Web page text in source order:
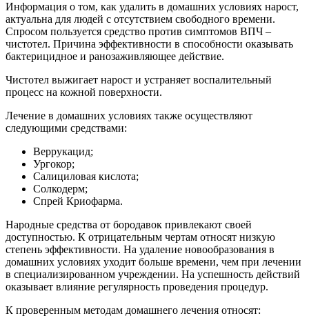
Информация о том, как удалить в домашних условиях нарост,
актуальна для людей с отсутствием свободного времени.
Спросом пользуется средство против симптомов ВПЧ –
чистотел. Причина эффективности в способности оказывать
бактерицидное и ранозаживляющее действие.
Чистотел выжигает нарост и устраняет воспалительный
процесс на кожной поверхности.
Лечение в домашних условиях также осуществляют
следующими средствами:
Веррукацид;
Ургокор;
Салициловая кислота;
Солкодерм;
Спрей Криофарма.
Народные средства от бородавок привлекают своей
доступностью. К отрицательным чертам относят низкую
степень эффективности. На удаление новообразования в
домашних условиях уходит больше времени, чем при лечении
в специализированном учреждении. На успешность действий
оказывает влияние регулярность проведения процедур.
К проверенным методам домашнего лечения относят: